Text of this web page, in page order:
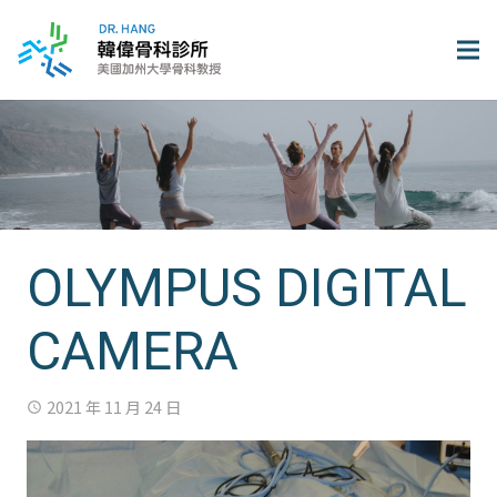
OLYMPUS DIGITAL
CAMERA
access_time 2021 年 11 月 24 日